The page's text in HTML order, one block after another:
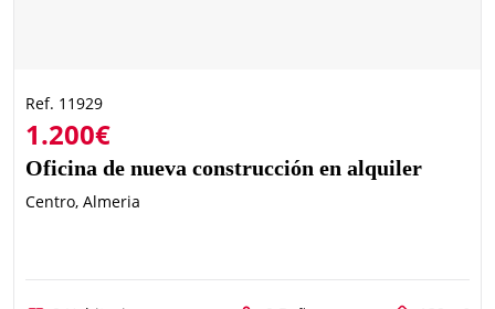
Ref. 11929
1.200€
Oficina de nueva construcción en alquiler
Centro, Almeria